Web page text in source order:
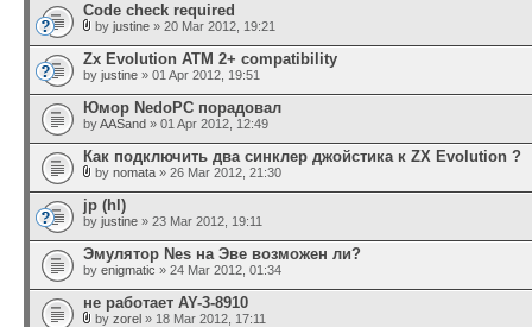
Code check required
by justine » 20 Mar 2012, 19:21
Zx Evolution ATM 2+ compatibility
by justine » 01 Apr 2012, 19:51
Юмор NedoPC порадовал
byAASand » 01 Apr 2012, 12:49
Как подключить два синклер джойстика к ZX Evolution ?
by nomata » 26 Mar 2012, 21:30
jp (hl)
by justine » 23 Mar 2012, 19:11
Эмулятор Nes на Эве возможен ли?
by enigmatic » 24 Mar 2012, 01:34
не работает AY-3-8910
by zorel » 18 Mar 2012, 17:11